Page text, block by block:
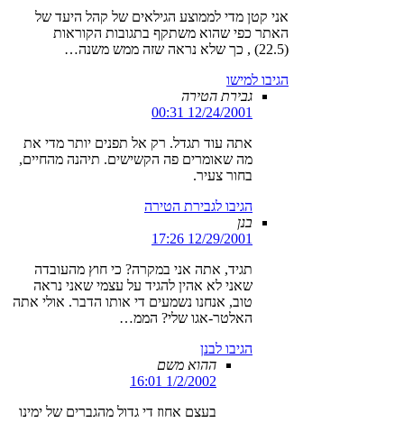
אני קטן מדי לממוצע הגילאים של קהל היעד של
האתר כפי שהוא משתקף בתגובות הקוראות
(22.5) , כך שלא נראה שזה ממש משנה…
הגיבו למישו
גבירת הטירה
12/24/2001 00:31
אתה עוד תגדל. רק אל תפנים יותר מדי את
מה שאומרים פה הקשישים. תיהנה מהחיים,
בחור צעיר.
הגיבו לגבירת הטירה
בנן
12/29/2001 17:26
תגיד, אתה אני במקרה? כי חוץ מהעובדה
שאני לא אהין להגיד על עצמי שאני נראה
טוב, אנחנו נשמעים די אותו הדבר. אולי אתה
האלטר-אגו שלי? הממ…
הגיבו לבנן
ההוא משם
1/2/2002 16:01
בעצם אחוז די גדול מהגברים של ימינו